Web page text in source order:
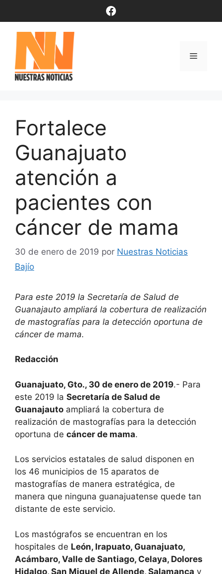
contenido
Facebook
Menú
Fortalece
Guanajuato
atención a
pacientes con
cáncer de mama
30 de enero de 2019 por Nuestras Noticias
Bajío
Para este 2019 la Secretaría de Salud de
Guanajauto ampliará la cobertura de realización
de mastografías para la detección oportuna de
cáncer de mama.
Redacción
Guanajuato, Gto., 30 de enero de 2019.- Para
este 2019 la Secretaría de Salud de
Guanajauto ampliará la cobertura de
realización de mastografías para la detección
oportuna de cáncer de mama.
Los servicios estatales de salud disponen en
los 46 municipios de 15 aparatos de
mastografías de manera estratégica, de
manera que ninguna guanajuatense quede tan
distante de este servicio.
Los mastógrafos se encuentran en los
hospitales de León, Irapuato, Guanajuato,
Acámbaro, Valle de Santiago, Celaya, Dolores
Hidalgo, San Miguel de Allende, Salamanca y